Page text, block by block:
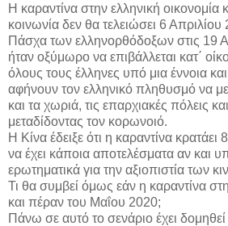
Η καραντίνα στην ελληνική οικονομία
κοινωνία δεν θα τελειώσει 6
Πάσχα των ελληνορθόδοξων στις 19
ήταν οξύμωρο να επιβάλλεται κατ΄
όλους τους έλληνες υπό μια έννοια
αφήνουν τον ελληνικό πληθυσμό να
και τα χωριά, τις επαρχιακές πόλεις
μεταδίδοντας τον κορωνοιό.
Η Κίνα έδειξε ότι η καραντίνα
να έχει κάποια αποτελέσματα αν και
ερωτηματικά για την αξιοπιστία των
Τι θα συμβεί όμως εάν η καραντίνα
και πέραν του Μαΐου 2020;
Πάνω σε αυτό το σενάριο έχει